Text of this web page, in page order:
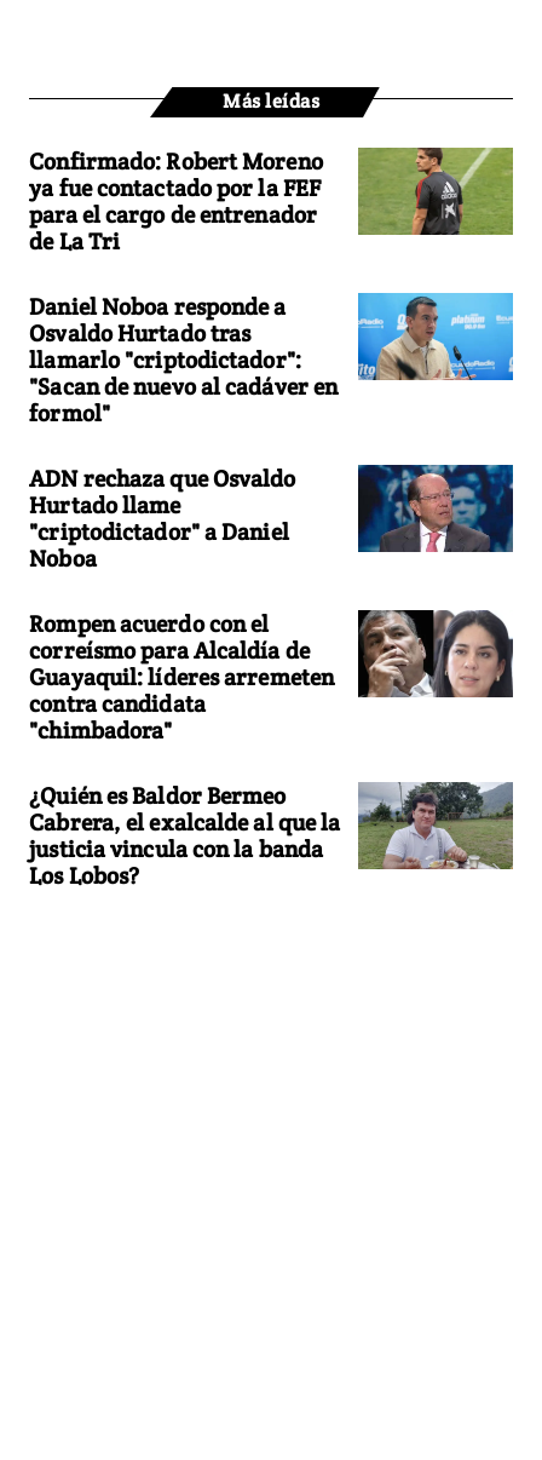
Más leídas
Confirmado: Robert Moreno
ya fue contactado por la FEF
para el cargo de entrenador
de La Tri
Daniel Noboa responde a
Osvaldo Hurtado tras
llamarlo "criptodictador":
"Sacan de nuevo al cadáver en
formol"
ADN rechaza que Osvaldo
Hurtado llame
"criptodictador" a Daniel
Noboa
Rompen acuerdo con el
correísmo para Alcaldía de
Guayaquil: líderes arremeten
contra candidata
"chimbadora"
¿Quién es Baldor Bermeo
Cabrera, el exalcalde al que la
justicia vincula con la banda
Los Lobos?